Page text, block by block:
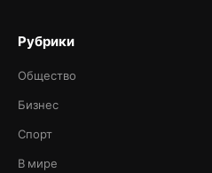
Рубрики
Общество
Бизнес
Спорт
В мире